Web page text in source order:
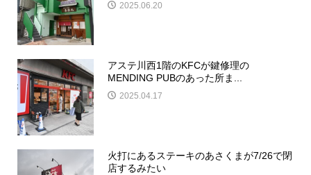
2025.06.20
アステ川西1階のKFCが鍵修理の
MENDING PUBのあった所ま...
2025.04.17
火打にあるステーキのあさくまが7/26で閉
店するみたい